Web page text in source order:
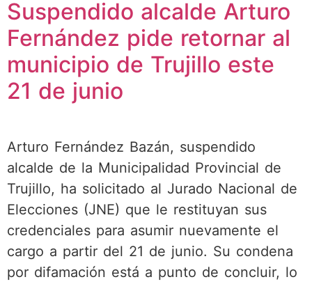
Suspendido alcalde Arturo
Fernández pide retornar al
municipio de Trujillo este
21 de junio
Arturo Fernández Bazán, suspendido
alcalde de la Municipalidad Provincial de
Trujillo, ha solicitado al Jurado Nacional de
Elecciones (JNE) que le restituyan sus
credenciales para asumir nuevamente el
cargo a partir del 21 de junio. Su condena
por difamación está a punto de concluir, lo